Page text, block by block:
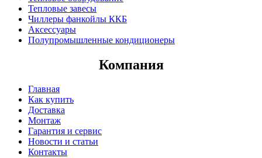
Тепловые завесы
Чиллеры фанкойлы ККБ
Аксессуары
Полупромышленные кондиционеры
Компания
Главная
Как купить
Доставка
Монтаж
Гарантия и сервис
Новости и статьи
Контакты